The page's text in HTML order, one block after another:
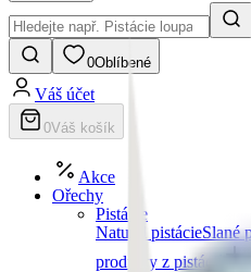
0Oblíbené
Váš účet
0Váš košík
Akce
Ořechy
Pistácie
Natural pistácieSlané
produkty z pistácií